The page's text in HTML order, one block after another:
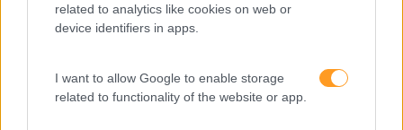
related to analytics like cookies on web or
device identifiers in apps.
I want to allow Google to enable storage
related to functionality of the website or app.
Mudança
Pessoas